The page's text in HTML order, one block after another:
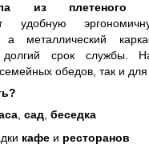
из плетеного
удобную
а металлический
долгий срок службы.
обедов, так и
, сад, беседка
кафе и ресторанов